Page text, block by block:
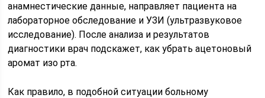
анамнестические данные, направляет пациента на
лабораторное обследование и УЗИ (ультразвуковое
исследование). После анализа и результатов
диагностики врач подскажет, как убрать ацетоновый
аромат изо рта.
Как правило, в подобной ситуации больному